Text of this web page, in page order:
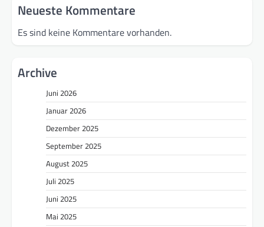
Neueste Kommentare
Es sind keine Kommentare vorhanden.
Archive
Juni 2026
Januar 2026
Dezember 2025
September 2025
August 2025
Juli 2025
Juni 2025
Mai 2025